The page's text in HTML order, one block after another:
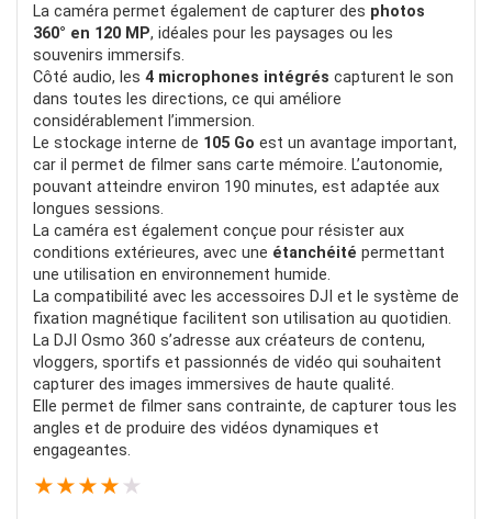
La caméra permet également de capturer des photos
360° en 120 MP, idéales pour les paysages ou les
souvenirs immersifs.
Côté audio, les 4 microphones intégrés capturent le son
dans toutes les directions, ce qui améliore
considérablement l’immersion.
Le stockage interne de 105 Go est un avantage important,
car il permet de filmer sans carte mémoire. L’autonomie,
pouvant atteindre environ 190 minutes, est adaptée aux
longues sessions.
La caméra est également conçue pour résister aux
conditions extérieures, avec une étanchéité permettant
une utilisation en environnement humide.
La compatibilité avec les accessoires DJI et le système de
fixation magnétique facilitent son utilisation au quotidien.
La DJI Osmo 360 s’adresse aux créateurs de contenu,
vloggers, sportifs et passionnés de vidéo qui souhaitent
capturer des images immersives de haute qualité.
Elle permet de filmer sans contrainte, de capturer tous les
angles et de produire des vidéos dynamiques et
engageantes.
★★★★ ★